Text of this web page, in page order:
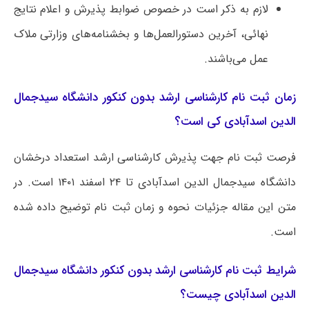
لازم به ذکر است در خصوص ضوابط پذیرش و اعلام نتایج
نهائی، آخرین دستورالعمل‌ها و بخشنامه‌های وزارتی ملاک
عمل می‌باشند.
زمان ثبت نام کارشناسی ارشد بدون کنکور دانشگاه سیدجمال
الدین اسدآبادی کی است؟
فرصت ثبت نام جهت پذیرش کارشناسی ارشد استعداد درخشان
دانشگاه سیدجمال الدین اسدآبادی تا ۲۴ اسفند ۱۴۰۱ است. در
متن این مقاله جزئیات نحوه و زمان ثبت نام توضیح داده شده
است.
شرایط ثبت نام کارشناسی ارشد بدون کنکور دانشگاه سیدجمال
الدین اسدآبادی چیست؟